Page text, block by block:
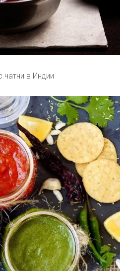
чатни в Индии